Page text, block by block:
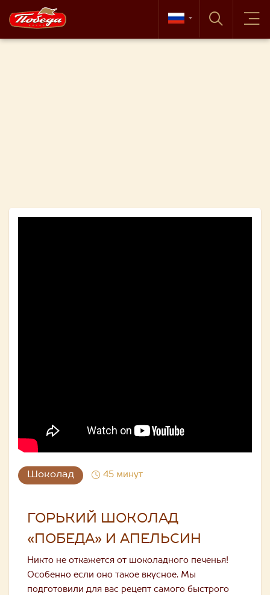
Шоколад 45 минут
ГОРЬКИЙ ШОКОЛАД
«ПОБЕДА» И АПЕЛЬСИН
Никто не откажется от шоколадного печенья!
Особенно если оно такое вкусное. Мы
подготовили для вас рецепт самого быстрого